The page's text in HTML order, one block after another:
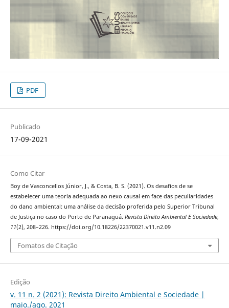
PDF
Publicado
17-09-2021
Como Citar
Boy de Vasconcellos Júnior, J., & Costa, B. S. (2021). Os desafios de se
estabelecer uma teoria adequada ao nexo causal em face das peculiaridades
do dano ambiental: uma análise da decisão proferida pelo Superior Tribunal
de Justiça no caso do Porto de Paranaguá. Revista Direito Ambiental E Sociedade,
11(2), 208–226. https://doi.org/10.18226/22370021.v11.n2.09
Fomatos de Citação
Edição
v. 11 n. 2 (2021): Revista Direito Ambiental e Sociedade |
maio./ago. 2021